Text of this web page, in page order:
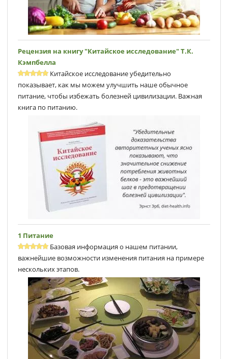
Рецензия на книгу "Китайское исследование" Т.К.
Кэмпбеллa
Китайское исследование убедительно
показывает, как мы можем улучшить наше обычное
питание, чтобы избежать болезней цивилизации. Важная
книга по питанию.
1 Питание
Базовая информация о нашем питании,
важнейшие возможности изменения питания на примере
нескольких этапов.